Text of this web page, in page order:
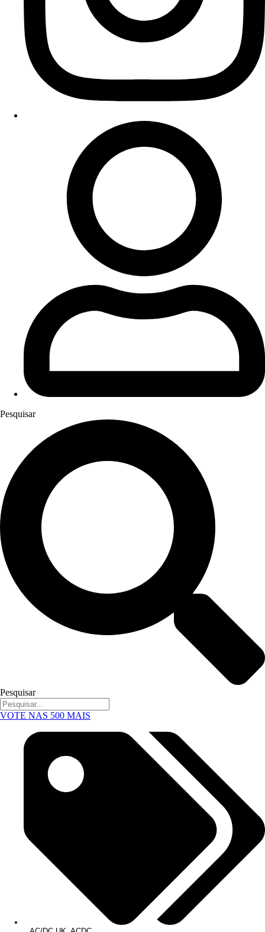
Pesquisar
Pesquisar
VOTE NAS 500 MAIS